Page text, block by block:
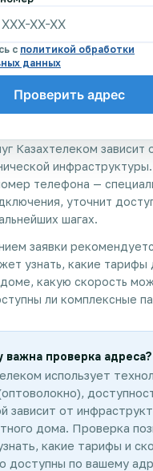
Казахтелеком зависит
телефона —
уточнит
шагах.
заявки
узнать, какие тарифы
какую скорость
ли комплексные
важна проверка адреса?
использует
зависит от
дома. Проверка
какие тарифы и
доступны по вашему
с политикой обработки
данных